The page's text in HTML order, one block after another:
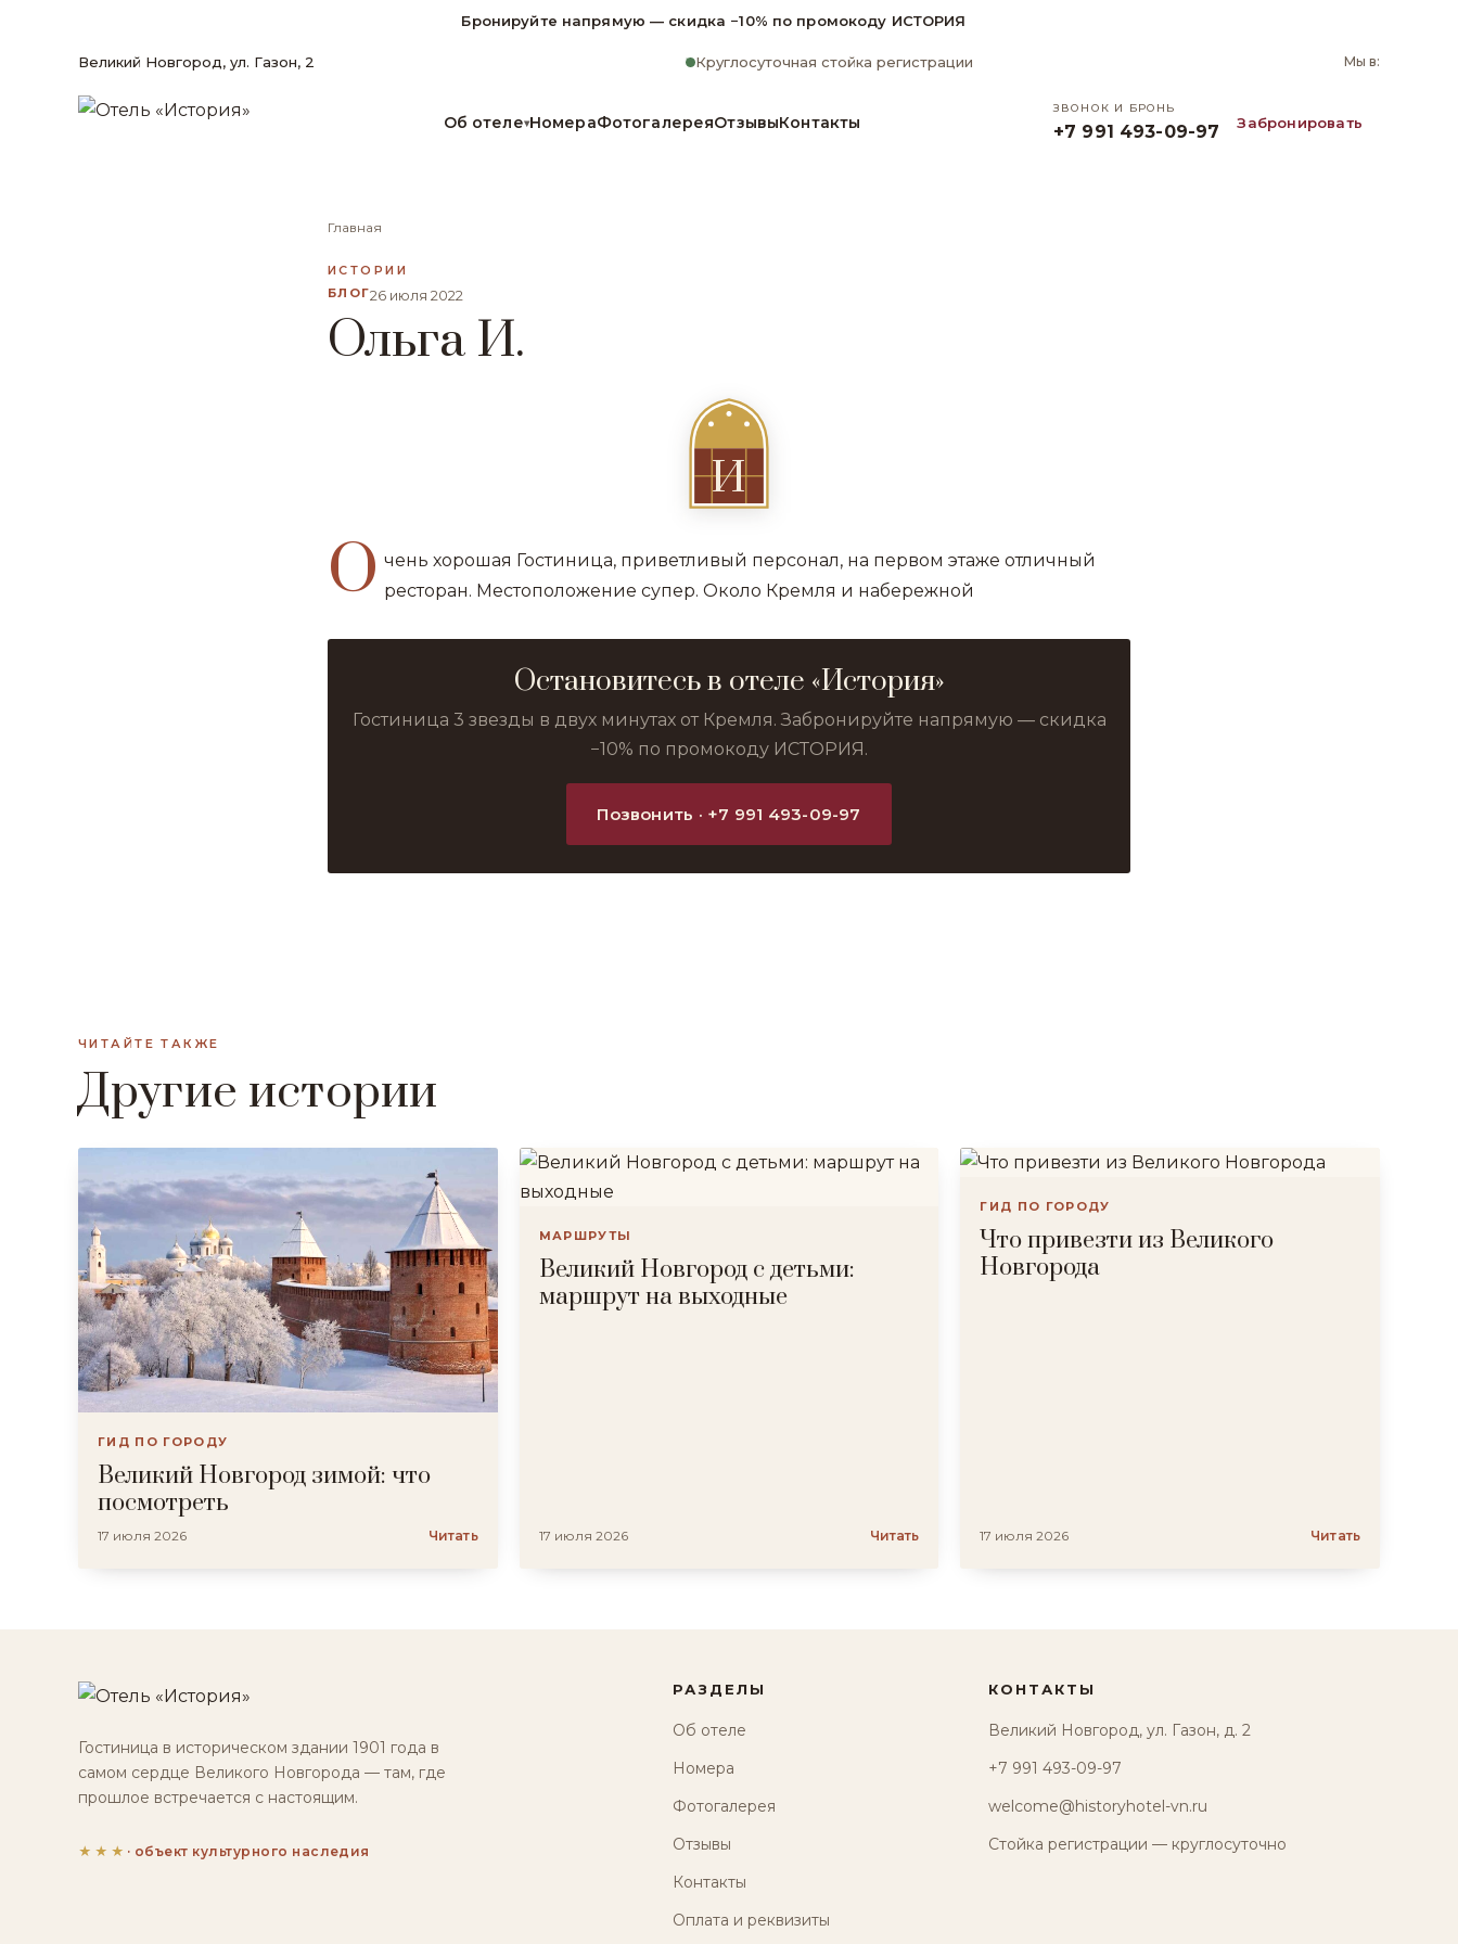
Бронируйте напрямую — скидка −10% по промокоду ИСТОРИЯ
Великий Новгород, ул. Газон, 2 Круглосуточная стойка регистрации Мы в:
Об отеле▾НомераФотогалереяОтзывыКонтакты
ЗВОНОК И БРОНЬ
+7 991 493-09-97 Забронировать
Главная
ИСТОРИИ
БЛОГ26 июля 2022
Ольга И.
И
О чень хорошая Гостиница, приветливый персонал, на первом этаже отличный
ресторан. Местоположение супер. Около Кремля и набережной
Остановитесь в отеле «История»
Гостиница 3 звезды в двух минутах от Кремля. Забронируйте напрямую — скидка
−10% по промокоду ИСТОРИЯ.
Позвонить · +7 991 493-09-97
ЧИТАЙТЕ ТАКЖЕ
Другие истории
ГИД ПО ГОРОДУ
Великий Новгород зимой: что
посмотреть
17 июля 2026 Читать
МАРШРУТЫ
Великий Новгород с детьми:
маршрут на выходные
17 июля 2026 Читать
ГИД ПО ГОРОДУ
Что привезти из Великого
Новгорода
17 июля 2026 Читать
Гостиница в историческом здании 1901 года в
самом сердце Великого Новгорода — там, где
прошлое встречается с настоящим.
★★★ · объект культурного наследия
РАЗДЕЛЫ
Об отеле
Номера
Фотогалерея
Отзывы
Контакты
Оплата и реквизиты
КОНТАКТЫ
Великий Новгород, ул. Газон, д. 2
+7 991 493-09-97
welcome@historyhotel-vn.ru
Стойка регистрации — круглосуточно